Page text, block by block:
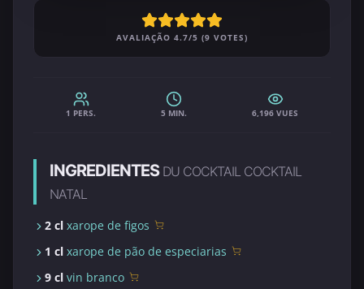
AVALIAÇÃO 4.7/5 (9 VOTES)
1 PERS. 5 MIN. 6,196 VUES
INGREDIENTES DU COCKTAIL COCKTAIL
NATAL
2 cl xarope de figos
1 cl xarope de pão de especiarias
9 cl vin branco